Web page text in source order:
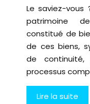
Le saviez-vous
patrimoine
constitué de
de ces biens,
de
processus
Lire la suite